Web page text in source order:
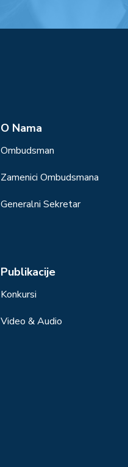
О Nama
Ombudsman
Zamenici Ombudsmana
Generalni Sekretar
Publikacije
Konkursi
Video & Audio